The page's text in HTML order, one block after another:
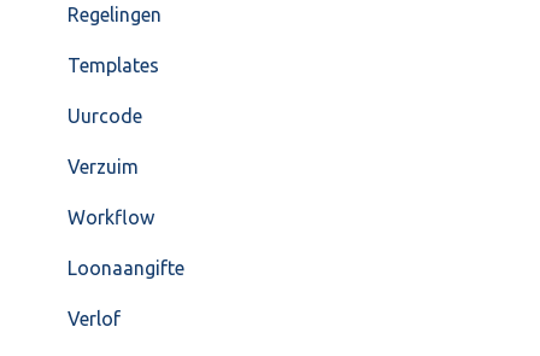
Regelingen
Templates
Uurcode
Verzuim
Workflow
Loonaangifte
Verlof